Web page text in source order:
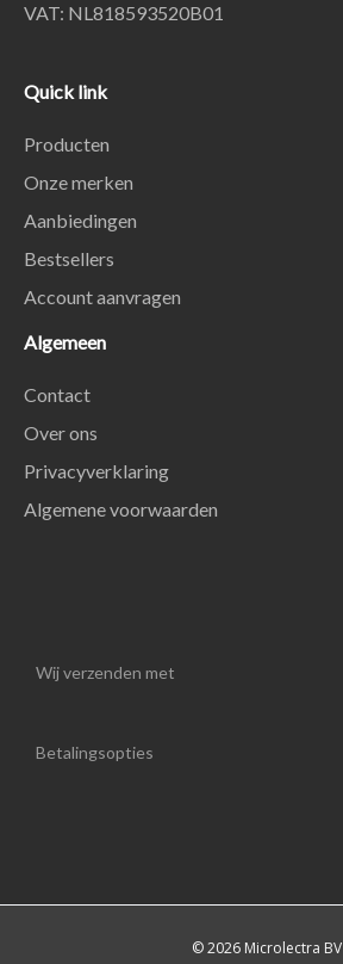
VAT: NL818593520B01
Quick link
Producten
Onze merken
Aanbiedingen
Bestsellers
Account aanvragen
Algemeen
Contact
Over ons
Privacyverklaring
Algemene voorwaarden
Wij verzenden met
Betalingsopties
© 2026 Microlectra BV